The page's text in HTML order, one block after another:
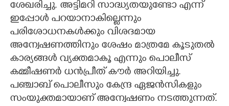
ശേഖരിച്ചു. അട്ടിമറി സാദ്ധ്യതയുണ്ടോ എന്ന്
ഇപ്പോൾ പറയാനാകില്ലെന്നും
പരിശോധനകൾക്കും വിശദമായ
അന്വേഷണത്തിനും ശേഷം മാത്രമേ കൂടുതൽ
കാര്യങ്ങൾ വ്യക്തമാകൂ എന്നും പൊലീസ്
കമ്മീഷണർ ധൻപ്രീത് കൗർ അറിയിച്ചു.
പഞ്ചാബ് പൊലീസും കേന്ദ്ര ഏജൻസികളും
സംയുക്തമായാണ് അന്വേഷണം നടത്തുന്നത്.